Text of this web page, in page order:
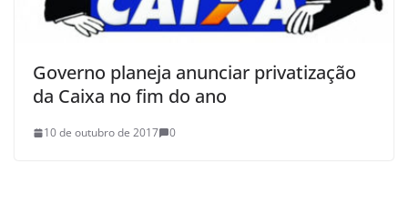
Governo planeja anunciar privatização
da Caixa no fim do ano
10 de outubro de 2017 0